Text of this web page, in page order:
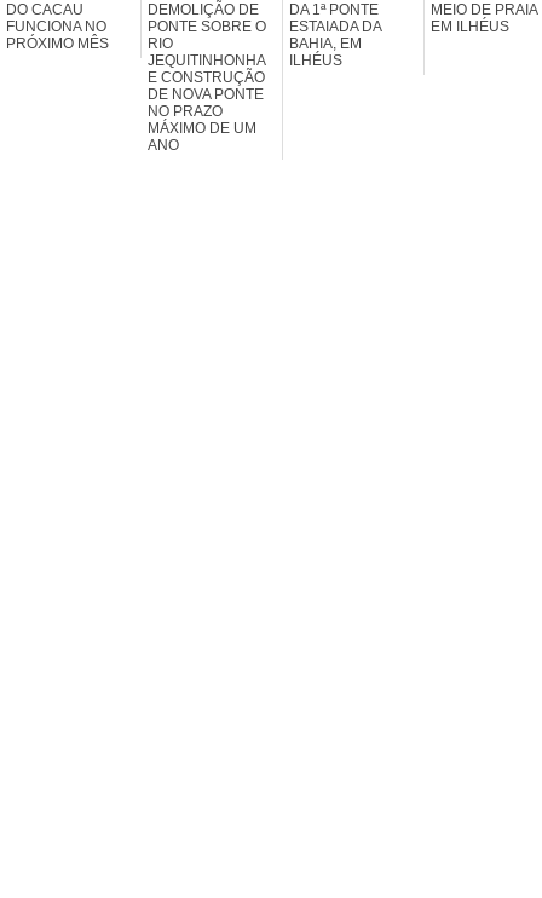
DO CACAU
FUNCIONA NO
PRÓXIMO MÊS
DEMOLIÇÃO DE
PONTE SOBRE O
RIO
JEQUITINHONHA
E CONSTRUÇÃO
DE NOVA PONTE
NO PRAZO
MÁXIMO DE UM
ANO
DA 1ª PONTE
ESTAIADA DA
BAHIA, EM
ILHÉUS
MEIO DE PRAIA
EM ILHÉUS